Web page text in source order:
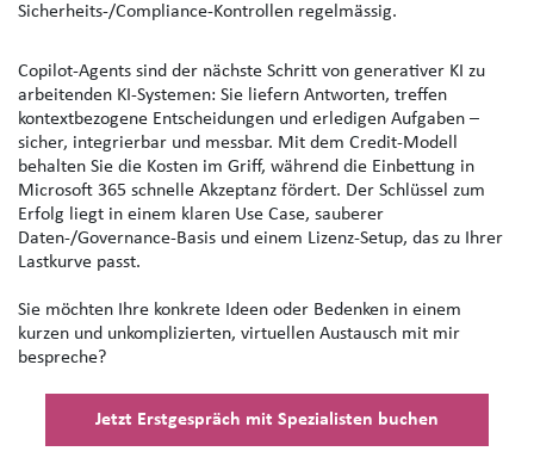
Sicherheits‑/Compliance‑Kontrollen regelmässig.
Copilot‑Agents sind der nächste Schritt von generativer KI zu
arbeitenden KI‑Systemen: Sie liefern Antworten, treffen
kontextbezogene Entscheidungen und erledigen Aufgaben –
sicher, integrierbar und messbar. Mit dem Credit‑Modell
behalten Sie die Kosten im Griff, während die Einbettung in
Microsoft 365 schnelle Akzeptanz fördert. Der Schlüssel zum
Erfolg liegt in einem klaren Use Case, sauberer
Daten‑/Governance‑Basis und einem Lizenz‑Setup, das zu Ihrer
Lastkurve passt.
Sie möchten Ihre konkrete Ideen oder Bedenken in einem
kurzen und unkomplizierten, virtuellen Austausch mit mir
bespreche?
Jetzt Erstgespräch mit Spezialisten buchen